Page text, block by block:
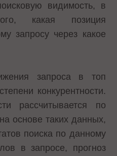
видимость, в
какая позиция
запросу через какое
запроса в топ
конкурентности.
рассчитывается по
основе таких данных,
поиска по данному
в запросе, прогноз